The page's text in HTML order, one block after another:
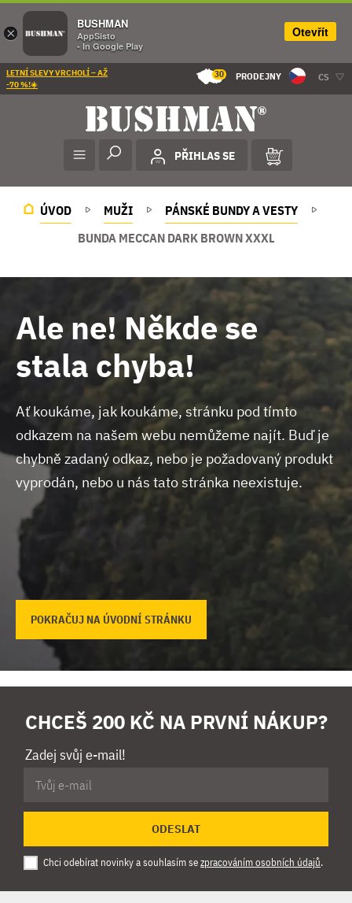
LETNÍ SLEVY VRCHOLÍ – AŽ
-70 %!☀️
30 PRODEJNY CS
PŘIHLAS SE
ÚVOD MUŽI
PÁNSKÉ BUNDY A VESTY
BUNDA MECCAN DARK BROWN XXXL
Ale ne! Někde se
stala chyba!
Ať koukáme, jak koukáme, stránku pod tímto
odkazem na našem webu nemůžeme najít. Buď je
chybně zadaný odkaz, nebo je požadovaný produkt
vyprodán, nebo u nás tato stránka neexistuje.
POKRAČUJ NA ÚVODNÍ STRÁNKU
CHCEŠ 200 KČ NA PRVNÍ NÁKUP?
Zadej svůj e-mail!
ODESLAT
Chci odebírat novinky a souhlasím sezpracováním osobních údajů.
×
BUSHMAN
AppSisto
- In Google Play
Otevřít